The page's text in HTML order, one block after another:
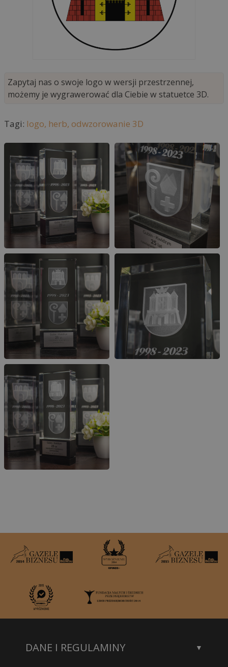
Zapytaj nas o swoje logo w wersji przestrzennej,
możemy je wygrawerować dla Ciebie w statuetce 3D.
Tagi: logo, herb, odwzorowanie 3D
DANE I REGULAMINY